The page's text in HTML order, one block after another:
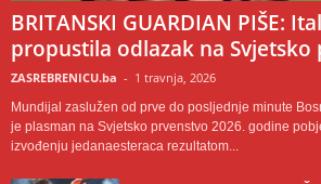
BRITANSKI GUARDIAN PIŠE:
propustila odlazak na Svjetsko
ZASREBRENICU.ba - 1 travnja, 2026
Mundijal zaslužen od prve do posljednje minute
je plasman na Svjetsko prvenstvo 2026. godine
izvođenju jedanaesteraca rezultatom...